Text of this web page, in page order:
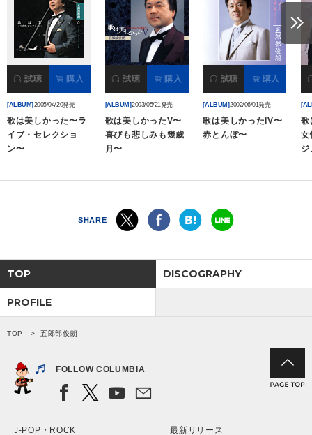
ランキング
直営ショップ
会社情報
閉じる
試聴 購入
[ALBUM] 2005/04/20発売
歌は美しかった〜ラ
イブ・セレクショ
ン〜
試聴 購入
[ALBUM]2003/05/21発売
歌は美しかったV〜
喜びも悲しみも幾歳
月〜
試聴 購入
[ALBUM]2002/06/01発売
歌は美しかったIV〜
赤とんぼ〜
歌
女
ジ
SHARE
TOP DISCOGRAPHY
PROFILE
TOP 五郎部俊朗
FOLLOW COLUMBIA
J-POP・ROCK 最新リリース